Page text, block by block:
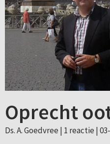
Oprecht
Ds. A. Goedvree | 1 reactie |